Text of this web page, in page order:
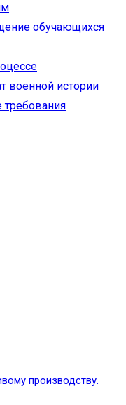
обучающихся
военной истории
требования
производству.